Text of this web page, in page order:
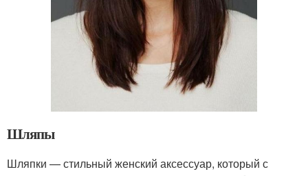
Шляпы
Шляпки — стильный женский аксессуар, который с